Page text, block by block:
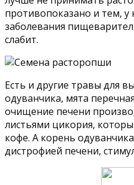
противопоказано и тем, у
заболевания
слабит.
Есть и другие травы для
одуванчика, мята
очищение печени
листьями цикория,
кофе. А корень
дистрофией печени,